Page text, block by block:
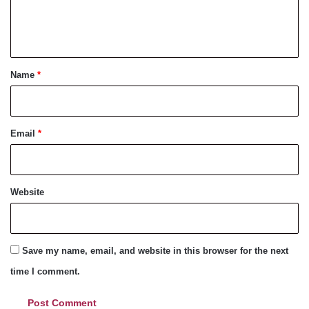
*Name *
Email *
Website
Save my name, email, and website in this browser for the next
time I comment.